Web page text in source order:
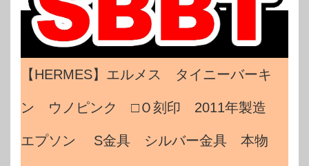
【HERMES】エルメス タイニーバーキ
ン ウノピンク □Ｏ刻印 2011年製造
エプソン S金具 シルバー金具 本物